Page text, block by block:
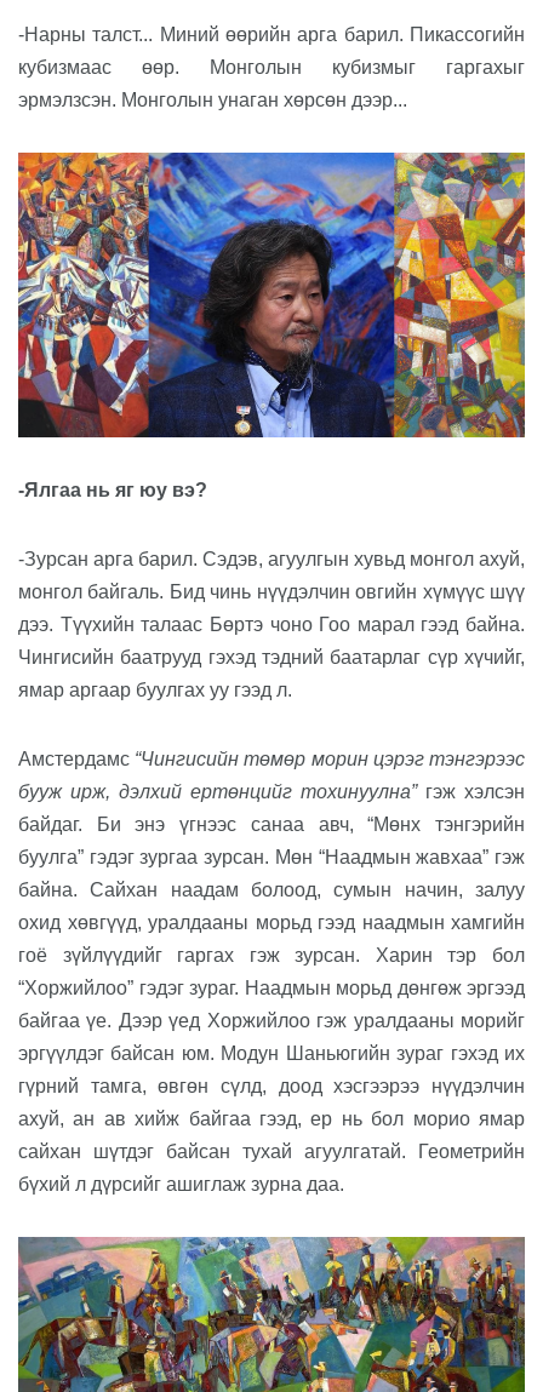
-Нарны талст... Миний өөрийн арга барил. Пикассогийн
кубизмаас өөр. Монголын кубизмыг гаргахыг
эрмэлзсэн. Монголын унаган хөрсөн дээр...
-Ялгаа нь яг юу вэ?
-Зурсан арга барил. Сэдэв, агуулгын хувьд монгол ахуй,
монгол байгаль. Бид чинь нүүдэлчин овгийн хүмүүс шүү
дээ. Түүхийн талаас Бөртэ чоно Гоо марал гээд байна.
Чингисийн баатрууд гэхэд тэдний баатарлаг сүр хүчийг,
ямар аргаар буулгах уу гээд л.
Амстердамс “Чингисийн төмөр морин цэрэг тэнгэрээс
бууж ирж, дэлхий ертөнцийг тохинуулна”гэж хэлсэн
байдаг. Би энэ үгнээс санаа авч, “Мөнх тэнгэрийн
буулга” гэдэг зургаа зурсан. Мөн “Наадмын жавхаа” гэж
байна. Сайхан наадам болоод, сумын начин, залуу
охид хөвгүүд, уралдааны морьд гээд наадмын хамгийн
гоё зүйлүүдийг гаргах гэж зурсан. Харин тэр бол
“Хоржийлоо” гэдэг зураг. Наадмын морьд дөнгөж эргээд
байгаа үе. Дээр үед Хоржийлоо гэж уралдааны морийг
эргүүлдэг байсан юм. Модун Шаньюгийн зураг гэхэд их
гүрний тамга, өвгөн сүлд, доод хэсгээрээ нүүдэлчин
ахуй, ан ав хийж байгаа гээд, ер нь бол морио ямар
сайхан шүтдэг байсан тухай агуулгатай. Геометрийн
бүхий л дүрсийг ашиглаж зурна даа.